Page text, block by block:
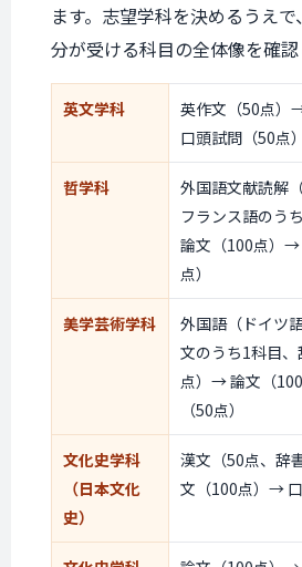
ます。志望学科を決めるうえ
分が受ける科目の全体像を確認
英文学科
英作文（50点
口頭試問（50点）
哲学科
外国語文献読解
フランス語のう
論文（100点）→
点）
美学芸術学科
外国語（ドイツ
文のうち1科目
点）→ 論文（
（50点）
文化史学科
（日本文化
史）
漢文（50点、辞
文（100点）→ 口